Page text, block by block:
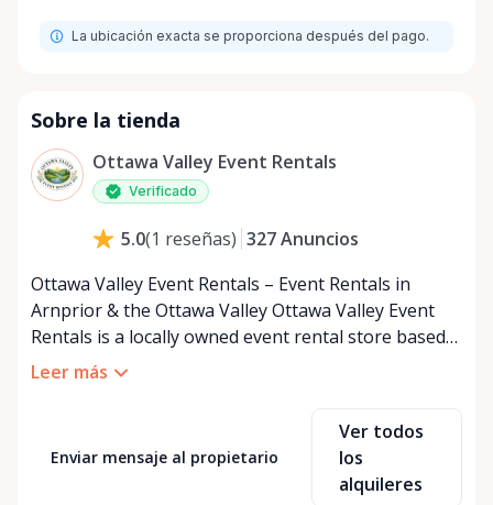
La ubicación exacta se proporciona después del pago.
Sobre la tienda
Ottawa Valley Event Rentals
Verificado
5.0(1 reseñas) 327Anuncios
Ottawa Valley Event Rentals – Event Rentals in
Arnprior & the Ottawa Valley Ottawa Valley Event
Rentals is a locally owned event rental store based
in Arnprior, Ontario, proudly serving the Ottawa
family celebrations, and community gatherings
easy, affordable, and memorable. We serve
customers throughout the Ottawa Valley, including
Leer más
Enviar mensaje al propietario
Ver todos
los
alquileres